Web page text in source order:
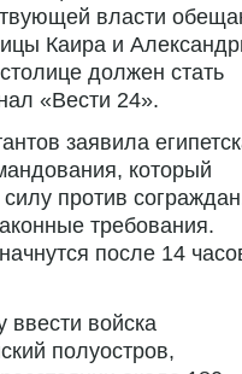
власти
Каира и
должен стать
«Вести 24».
заявила
который
против
требования.
после 14
войска
полуостров,